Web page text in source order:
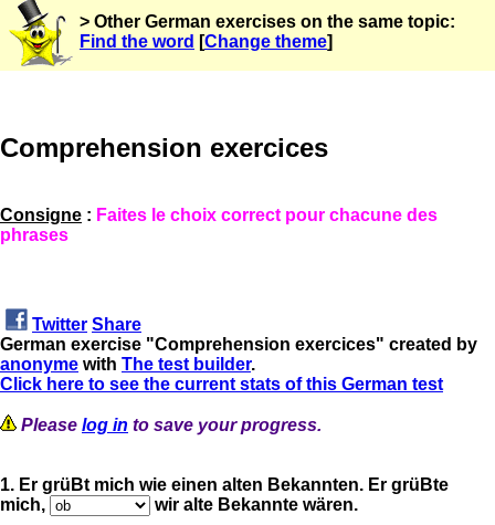
> Other German exercises on the same topic:
Find the word [Change theme]
Comprehension exercices
Consigne : Faites le choix correct pour chacune des
phrases
Twitter Share
German exercise "Comprehension exercices" created by
anonyme with The test builder.
Click here to see the current stats of this German test
Please log in to save your progress.
1. Er grüBt mich wie einen alten Bekannten. Er grüBte
mich,
wir alte Bekannte wären.